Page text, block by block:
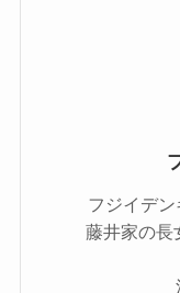
フジイデン
藤井家の長